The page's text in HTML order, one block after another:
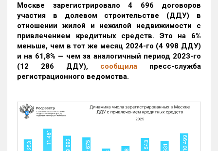
Москве зарегистрировало 4 696 договоров
участия в долевом строительстве (ДДУ) в
отношении жилой и нежилой недвижимости с
привлечением кредитных средств. Это на 6%
меньше, чем в тот же месяц 2024-го (4 998 ДДУ)
и на 61,8% — чем за аналогичный период 2023-го
(12 286 ДДУ), сообщила пресс-служба
регистрационного ведомства.